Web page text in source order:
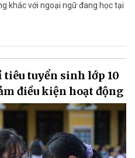
khác với ngoại ngữ đang học tại
tuyển sinh lớp 10
điều kiện hoạt động